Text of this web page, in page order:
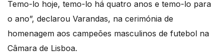
Temo-lo hoje, temo-lo há quatro anos e temo-lo para
o ano”, declarou Varandas, na cerimónia de
homenagem aos campeões masculinos de futebol na
Câmara de Lisboa.